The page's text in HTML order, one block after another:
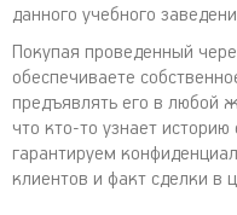
данного учебного
Покупая проведенный
обеспечиваете
предъявлять его в любой
что кто-то узнает
гарантируем
клиентов и факт сделки в